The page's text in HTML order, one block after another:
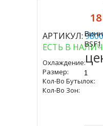
АРТИКУЛ:
ЕСТЬ В
Охлаждение:
Размер:
Кол-Во Бутылок:
Кол-Во Зон:
Купить